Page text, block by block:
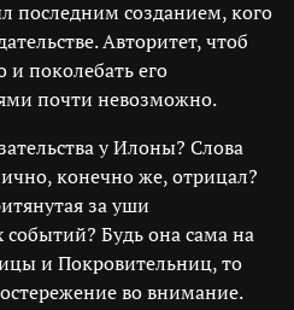
последним созданием, кого
Авторитет, чтоб
и поколебать его
почти невозможно.
у Илоны? Слова
конечно же, отрицал?
за уши
событий? Будь она сама на
и Покровительниц, то
во внимание.